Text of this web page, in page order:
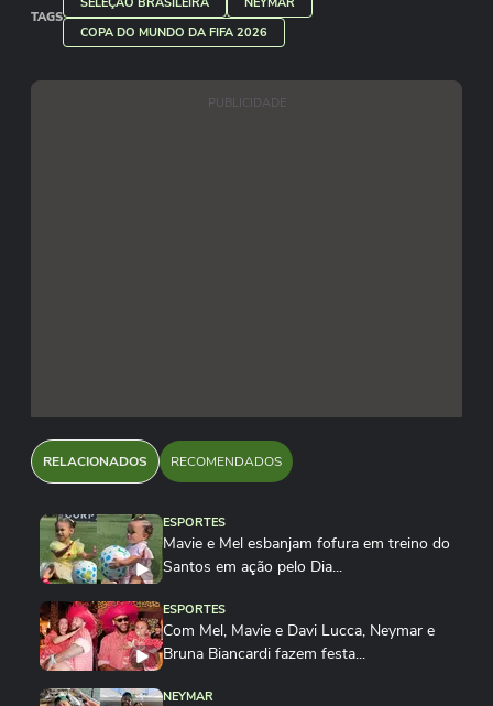
TAGS
COPA DO MUNDO DA FIFA 2026
PUBLICIDADE
RELACIONADOS RECOMENDADOS
ESPORTES
Mavie e Mel esbanjam fofura em treino do
Santos em ação pelo Dia...
ESPORTES
Com Mel, Mavie e Davi Lucca, Neymar e
Bruna Biancardi fazem festa...
NEYMAR